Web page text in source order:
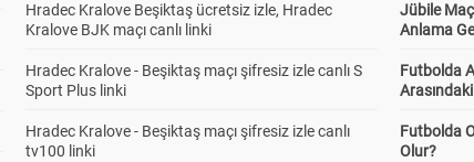
Hradec Kralove Beşiktaş ücretsiz izle, Hradec
Kralove BJK maçı canlı linki
Hradec Kralove - Beşiktaş maçı şifresiz izle canlı S
Sport Plus linki
Hradec Kralove - Beşiktaş maçı şifresiz izle canlı
tv100 linki
Jübile
Anlama
Futbolda
Futbolda
Olur?